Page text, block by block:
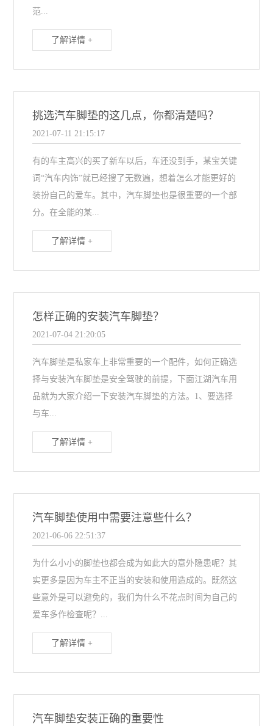
范...
了解详情 +
挑选汽车脚垫的这几点，你都清楚吗？
2021-07-11 21:15:17
有的车主高兴的买了新车以后，车还没到手，某宝关键
词“汽车内饰”就已经搜了无数遍，想着怎么才能更好的
装扮自己的爱车。其中，汽车脚垫也是很重要的一个部
分。在全能的某...
了解详情 +
怎样正确的安装汽车脚垫？
2021-07-04 21:20:05
汽车脚垫‍‍‍‍‍‍是私家车上非常重要的一个配件，如何正确选
择与安装汽车脚垫是安全驾驶的前提，下面江湖汽车用
品就为大家介绍一下安装汽车脚垫的方法。1、要选择
与车...
了解详情 +
汽车‍脚垫使用中需要注意些什么？
2021-06-06 22:51:37
为什么小小的脚垫也都会成为如此大的意外隐患呢？其
实更多是因为车主不正当的安装和使用造成的。既然这
些意外是可以避免的，我们为什么不花点时间为自己的
爱车多作检查呢？...
了解详情 +
汽车脚垫安装正确的重要性